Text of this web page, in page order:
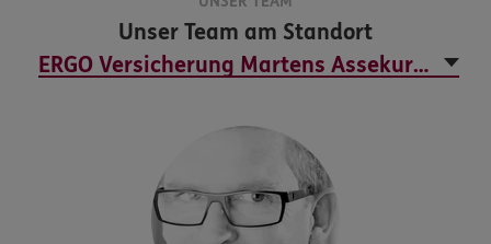
Unser Team am Standort